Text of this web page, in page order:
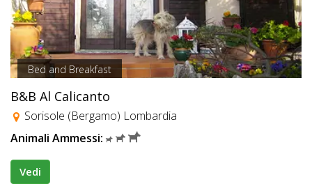
Bed and Breakfast
B&B Al Calicanto
Sorisole (Bergamo) Lombardia
Animali Ammessi:
Vedi